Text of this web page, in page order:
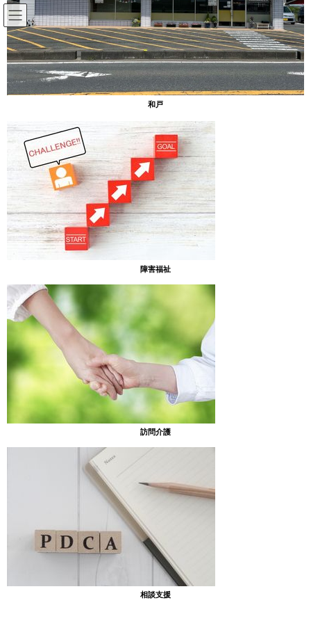
コ
ン
テ
ン
ツ
へ
ス
ナ
ビ
ゲ
ー
シ
ョ
ン
放課後等デイサービスのブログ
放課後等デイサービスのブログ
2023年7月5日
放課後等デイサービスのブログ
山カフェ
［あったまぁる山］
古民家風、山カフェが開店！
予定表にも書いてあったので、子ども達も「山カフェってなに
～？」と、とても気になる様子。
本日のメニューはパフェです！と伝え、みんなに作ってもらいま
和戸
障害福祉
訪問介護
相談支援